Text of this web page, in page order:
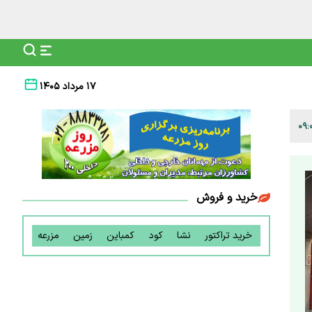
۱۷ مرداد ۱۴۰۵
خرید و فروش
خرید تراکتور نشا کود کمباین زمین مزرعه